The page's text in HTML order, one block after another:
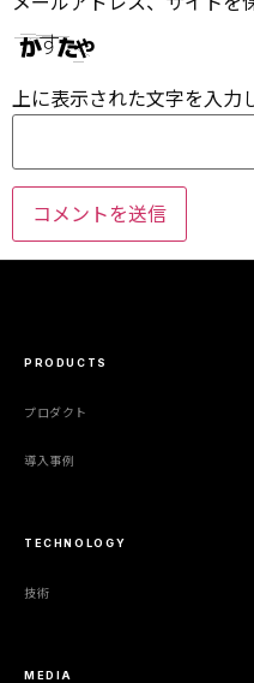
上に表示された文字を入力
PRODUCTS
プロダクト
導入事例
TECHNOLOGY
技術
MEDIA